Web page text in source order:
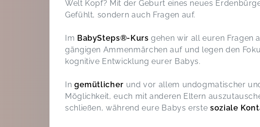
Welt Kopf? Mit der Geburt eines neues
Gefühlt, sondern auch Fragen auf.
Im BabySteps®-Kurs gehen wir all euren Fragen
gängigen Ammenmärchen auf und legen den
kognitive Entwicklung eurer Babys.
In gemütlicher und vor allem undogmatischer
Möglichkeit, euch mit anderen Eltern
schließen, während eure Babys erstesoziale